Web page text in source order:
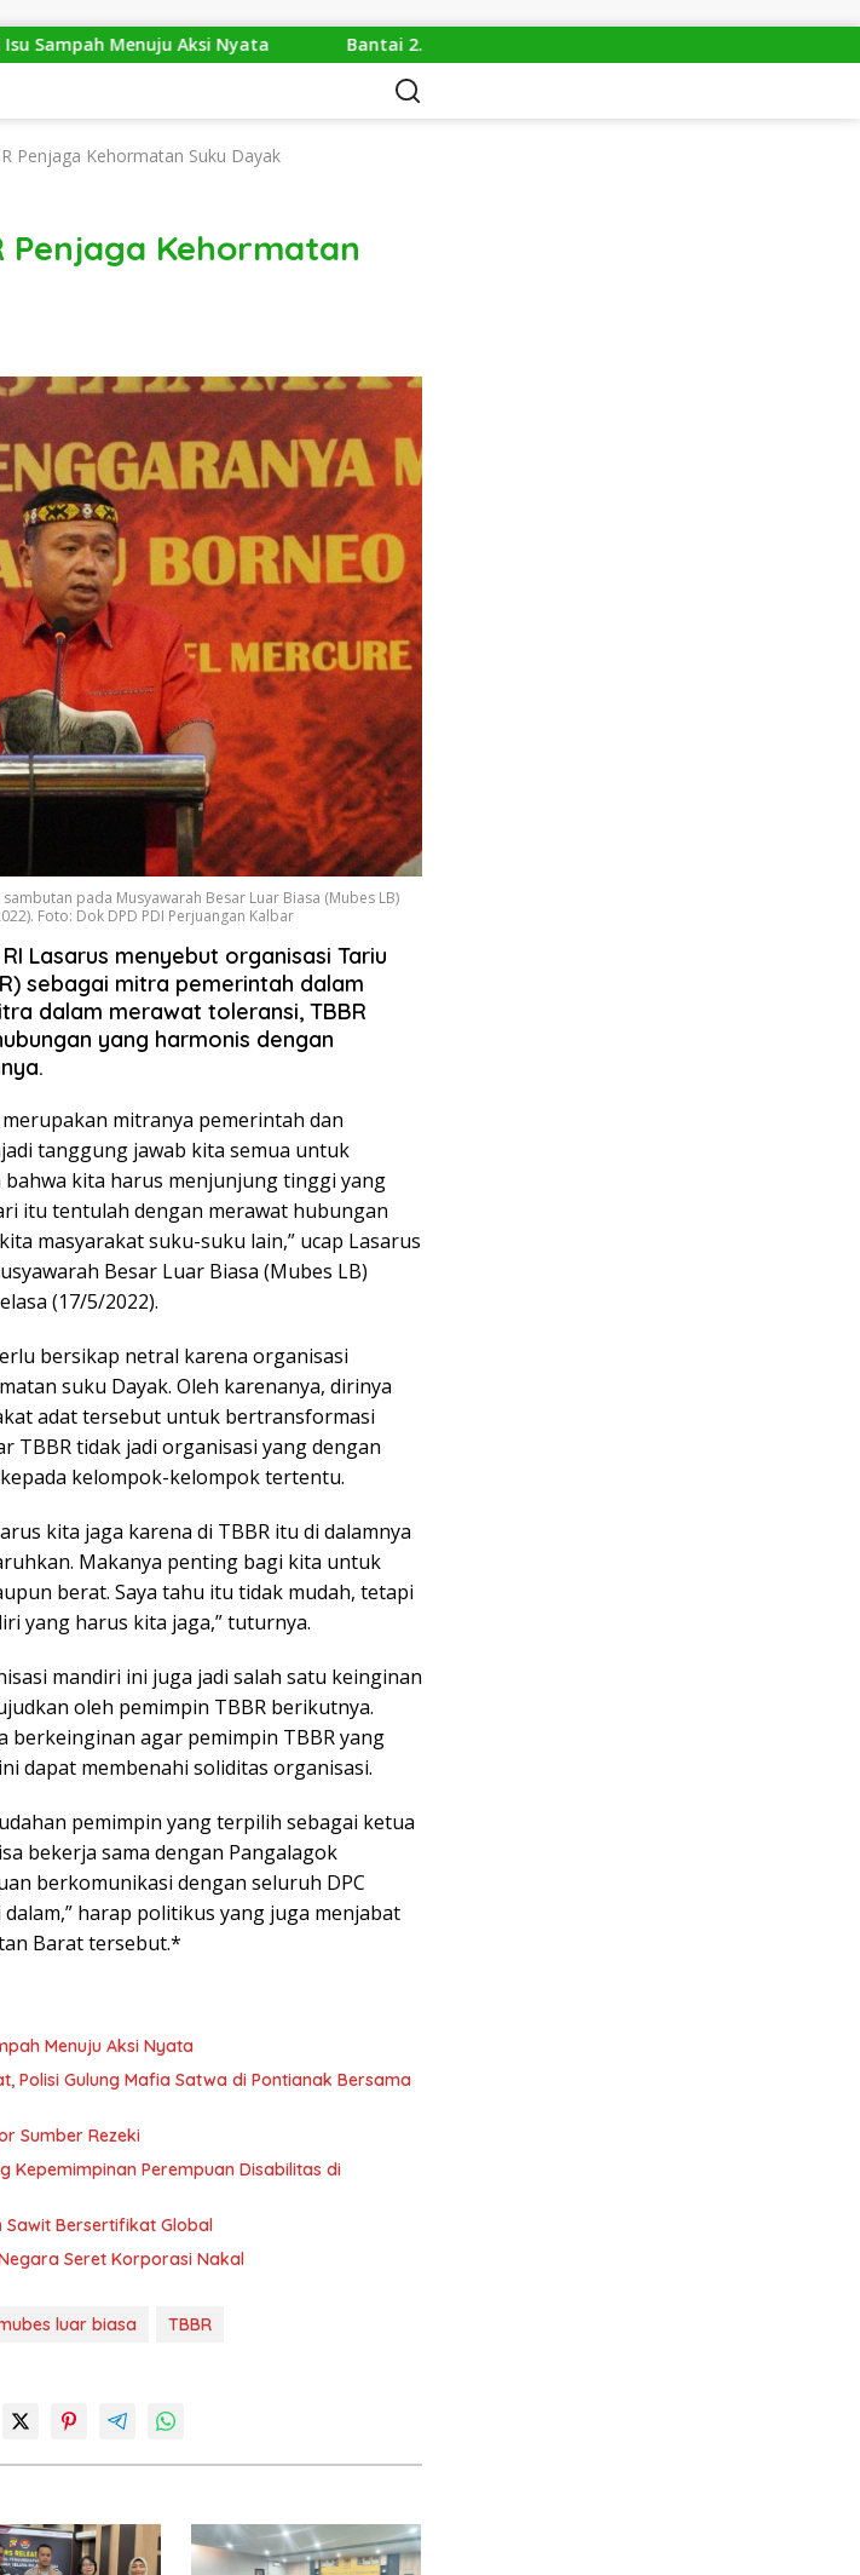
Aksi Nyata Bantai 2.600 Trenggiling Demi Mitos Sesat, Polisi Gulung Mafia Satwa
Penjaga Kehormatan Suku Dayak
Penjaga Kehormatan
pada Musyawarah Besar Luar Biasa (Mubes LB)
Foto: Dok DPD PDI Perjuangan Kalbar
Lasarus menyebut organisasi Tariu
sebagai mitra pemerintah dalam
dalam merawat toleransi, TBBR
yang harmonis dengan
mitranya pemerintah dan
tanggung jawab kita semua untuk
kita harus menjunjung tinggi yang
itu tentulah dengan merawat hubungan
masyarakat suku-suku lain,” ucap Lasarus
Besar Luar Biasa (Mubes LB)
(17/5/2022).
bersikap netral karena organisasi
suku Dayak. Oleh karenanya, dirinya
adat tersebut untuk bertransformasi
TBBR tidak jadi organisasi yang dengan
kelompok-kelompok tertentu.
kita jaga karena di TBBR itu di dalamnya
Makanya penting bagi kita untuk
berat. Saya tahu itu tidak mudah, tetapi
yang harus kita jaga,” tuturnya.
mandiri ini juga jadi salah satu keinginan
oleh pemimpin TBBR berikutnya.
berkeinginan agar pemimpin TBBR yang
dapat membenahi soliditas organisasi.
pemimpin yang terpilih sebagai ketua
bekerja sama dengan Pangalagok
berkomunikasi dengan seluruh DPC
harap politikus yang juga menjabat
Barat tersebut.*
Menuju Aksi Nyata
Polisi Gulung Mafia Satwa di Pontianak Bersama
Sumber Rezeki
Kepemimpinan Perempuan Disabilitas di
Sawit Bersertifikat Global
Seret Korporasi Nakal
luar biasa TBBR